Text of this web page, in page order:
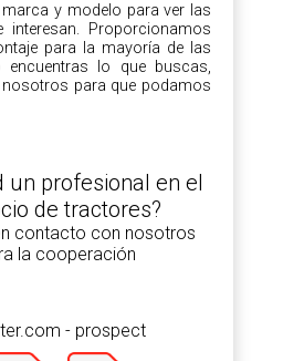
y modelo para ver las
interesan. Proporcionamos
para la mayoría de las
encuentras lo que buscas,
para que podamos
un profesional en el
de tractores?
contacto con nosotros
la cooperación
- prospect